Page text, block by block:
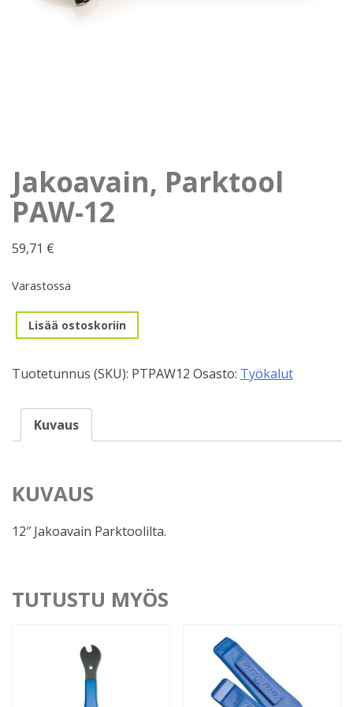
Jakoavain, Parktool
PAW-12
59,71 €
Varastossa
Jakoavain,
Parktool
12
Lisää ostoskoriin
Tuotetunnus (SKU): PTPAW12 Osasto: Työkalut
Kuvaus
KUVAUS
12″ Jakoavain Parktoolilta.
TUTUSTU MYÖS